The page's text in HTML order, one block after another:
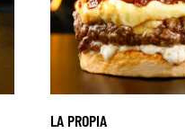
LA PROPIA